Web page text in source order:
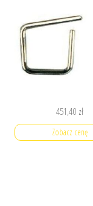
451,40 zł
Zobacz cenę